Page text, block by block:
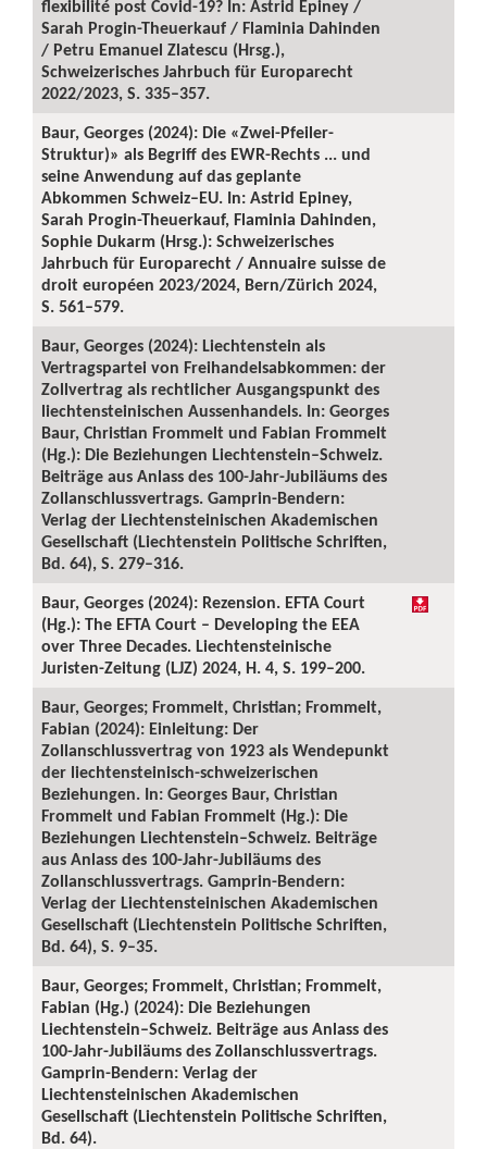
flexibilité post Covid-19? In: Astrid Epiney /
Sarah Progin-Theuerkauf / Flaminia Dahinden
/ Petru Emanuel Zlatescu (Hrsg.),
Schweizerisches Jahrbuch für Europarecht
2022/2023, S. 335–357.
Baur, Georges (2024): Die «Zwei-Pfeiler-
Struktur)» als Begriff des EWR-Rechts ... und
seine Anwendung auf das geplante
Abkommen Schweiz–EU. In: Astrid Epiney,
Sarah Progin-Theuerkauf, Flaminia Dahinden,
Sophie Dukarm (Hrsg.): Schweizerisches
Jahrbuch für Europarecht / Annuaire suisse de
droit européen 2023/2024, Bern/Zürich 2024,
S. 561–579.
Baur, Georges (2024): Liechtenstein als
Vertragspartei von Freihandelsabkommen: der
Zollvertrag als rechtlicher Ausgangspunkt des
liechtensteinischen Aussenhandels. In: Georges
Baur, Christian Frommelt und Fabian Frommelt
(Hg.): Die Beziehungen Liechtenstein–Schweiz.
Beiträge aus Anlass des 100-Jahr-Jubiläums des
Zollanschlussvertrags. Gamprin-Bendern:
Verlag der Liechtensteinischen Akademischen
Gesellschaft (Liechtenstein Politische Schriften,
Bd. 64), S. 279–316.
Baur, Georges (2024): Rezension. EFTA Court
(Hg.): The EFTA Court – Developing the EEA
over Three Decades. Liechtensteinische
Juristen-Zeitung (LJZ) 2024, H. 4, S. 199–200.
Baur, Georges; Frommelt, Christian; Frommelt,
Fabian (2024): Einleitung: Der
Zollanschlussvertrag von 1923 als Wendepunkt
der liechtensteinisch-schweizerischen
Beziehungen. In: Georges Baur, Christian
Frommelt und Fabian Frommelt (Hg.): Die
Beziehungen Liechtenstein–Schweiz. Beiträge
aus Anlass des 100-Jahr-Jubiläums des
Zollanschlussvertrags. Gamprin-Bendern:
Verlag der Liechtensteinischen Akademischen
Gesellschaft (Liechtenstein Politische Schriften,
Bd. 64), S. 9–35.
Baur, Georges; Frommelt, Christian; Frommelt,
Fabian (Hg.) (2024): Die Beziehungen
Liechtenstein–Schweiz. Beiträge aus Anlass des
100-Jahr-Jubiläums des Zollanschlussvertrags.
Gamprin-Bendern: Verlag der
Liechtensteinischen Akademischen
Gesellschaft (Liechtenstein Politische Schriften,
Bd. 64).